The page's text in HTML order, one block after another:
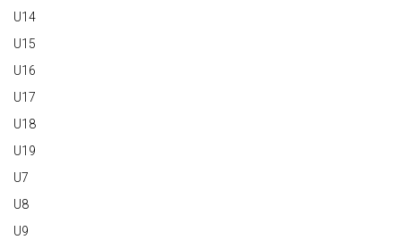
U14
U15
U16
U17
U18
U19
U7
U8
U9